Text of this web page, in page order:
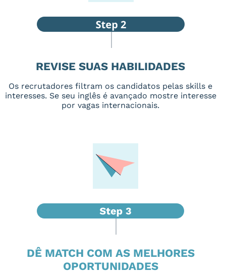
REVISE SUAS HABILIDADES
Os recrutadores filtram os candidatos pelas skills e
interesses. Se seu inglês é avançado mostre interesse
por vagas internacionais.
DÊ MATCH COM AS MELHORES
OPORTUNIDADES